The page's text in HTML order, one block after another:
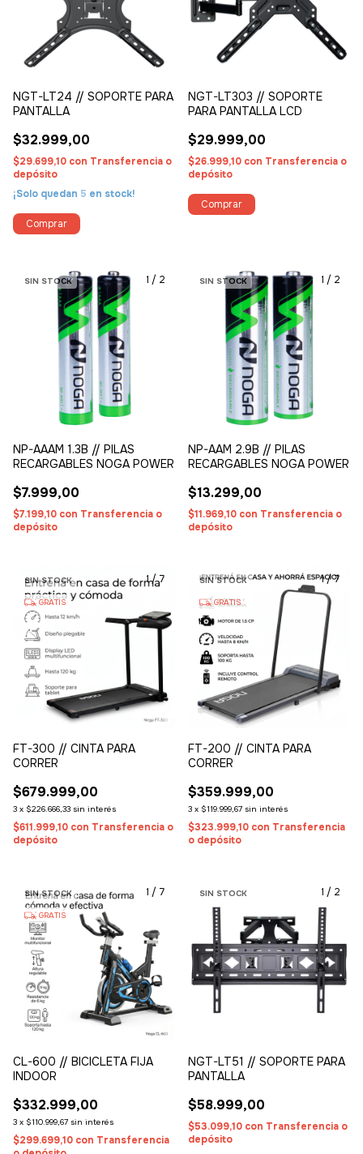
NGT-LT24 // SOPORTE PARA
PANTALLA
$32.999,00
$29.699,10 con Transferencia o
depósito
¡Solo quedan 5 en stock!
NGT-LT303 // SOPORTE
PARA PANTALLA LCD
$29.999,00
$26.999,10 con Transferencia o
depósito
1 / 2
SIN STOCK
NP-AAAM 1.3B // PILAS
RECARGABLES NOGA POWER
$7.999,00
$7.199,10 con Transferencia o
depósito
1 / 2
SIN STOCK
NP-AAM 2.9B // PILAS
RECARGABLES NOGA POWER
$13.299,00
$11.969,10 con Transferencia o
depósito
1/7
SIN STOCK
GRATIS
FT-300 // CINTA PARA
CORRER
$679.999,00
3 x $226.666,33 sin interés
$611.999,10 con Transferencia o
depósito
1/7
SIN STOCK
GRATIS
FT-200 // CINTA PARA
CORRER
$359.999,00
3 x $119.999,67 sin interés
$323.999,10 con Transferencia
o depósito
1 / 7
SIN STOCK
GRATIS
CL-600 // BICICLETA FIJA
INDOOR
$332.999,00
3 x $110.999,67 sin interés
$299.699,10 con Transferencia
1 / 2
SIN STOCK
NGT-LT51 // SOPORTE PARA
PANTALLA
$58.999,00
$53.099,10 con Transferencia o
depósito